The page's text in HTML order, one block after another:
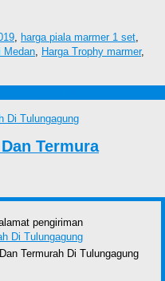
harga piala marmer 1 set
Medan Harga Trophy marmer,
Termura
pengiriman
Termurah Di Tulungagung